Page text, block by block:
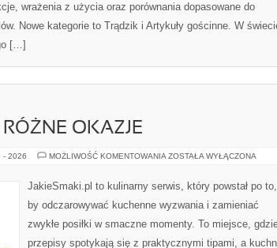
wrażenia z użycia oraz porównania dopasowane do
Nowe kategorie to Trądzik i Artykuły gościnne. W
[…]
OKAZJE
- 2026 MOŻLIWOŚĆ KOMENTOWANIA GOTOWANIE
OKAZJE
ZOSTAŁA WYŁĄCZONA
JakieSmaki.pl to kulinarny serwis, który powstał po to,
by odczarowywać kuchenne wyzwania i zamieniać
zwykłe posiłki w smaczne momenty. To miejsce,
przepisy spotykają się z praktycznymi tipami, a